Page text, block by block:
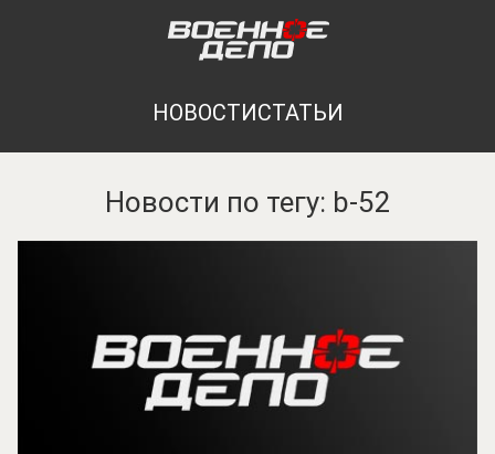
НОВОСТИСТАТЬИ
Новости по тегу: b-52